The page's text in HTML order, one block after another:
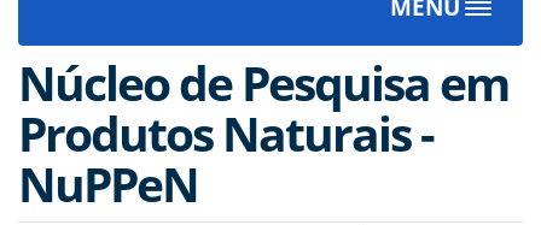
MENU
Toggle
Núcleo de Pesquisa em
Produtos Naturais -
NuPPeN